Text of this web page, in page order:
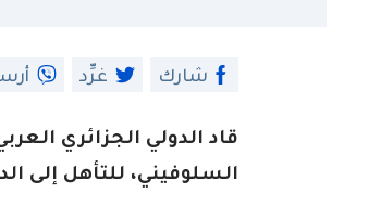
شارك غرِّد
قاد الدولي الجزائري
السلوفيني، للتأهل إلى